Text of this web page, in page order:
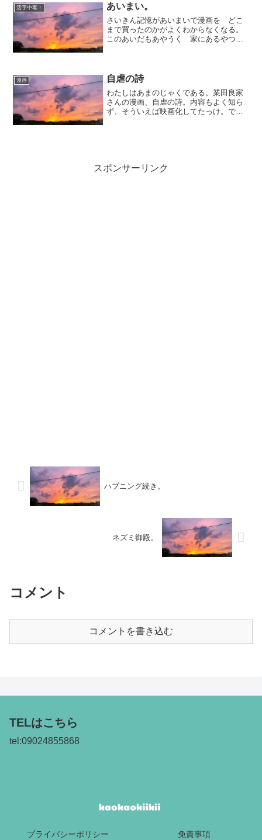
活字中毒！ あいまい。
さいきん記憶があいまいで漫画を どこ
まで買ったのかがよくわからなくなる。
このあいだもあやうく 家にあるやつを
てあけてみたらよかった～ま...
漫画 自虐の詩
わたしはあまのじゃくである。業田良家
さんの漫画、自虐の詩。内容もよく知ら
ず、そういえば映画化してたっけ。でも
スポンサーリンク
ハプニング続き。
ネズミ御殿。
コメント
コメントを書き込む
TELはこちら
tel:09024855868
プライバシーポリシー 免責事項